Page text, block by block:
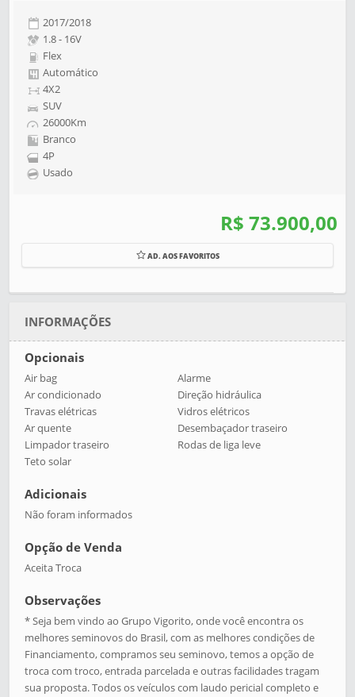
2017/2018
1.8 - 16V
Flex
Automático
4X2
SUV
26000Km
Branco
4P
Usado
R$ 73.900,00
AD. AOS FAVORITOS
INFORMAÇÕES
Opcionais
Air bag
Alarme
Ar condicionado
Direção hidráulica
Travas elétricas
Vidros elétricos
Ar quente
Desembaçador traseiro
Limpador traseiro
Rodas de liga leve
Teto solar
Adicionais
Não foram informados
Opção de Venda
Aceita Troca
Observações
* Seja bem vindo ao Grupo Vigorito, onde você encontra os
melhores seminovos do Brasil, com as melhores condições de
Financiamento, compramos seu seminovo, temos a opção de
troca com troco, entrada parcelada e outras facilidades tragam
sua proposta. Todos os veículos com laudo pericial completo e